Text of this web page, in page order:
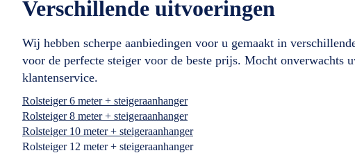
Verschillende uitvoeringen
Wij hebben scherpe aanbiedingen voor u gemaakt in
voor de perfecte steiger voor de beste prijs. Mocht onverwachts
klantenservice.
Rolsteiger 6 meter + steigeraanhanger
Rolsteiger 8 meter + steigeraanhanger
Rolsteiger 10 meter + steigeraanhanger
Rolsteiger 12 meter + steigeraanhanger